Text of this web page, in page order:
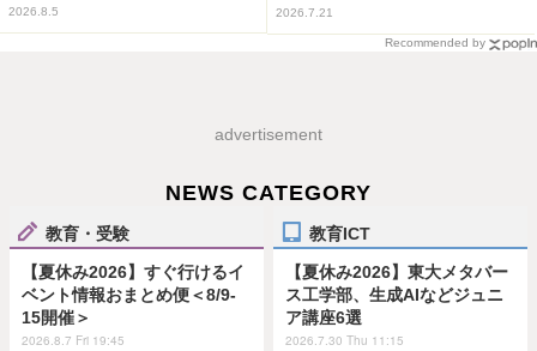
2026.8.5 2026.7.21
Recommended by
advertisement
NEWS CATEGORY
教育・受験
【夏休み2026】すぐ行けるイ
ベント情報おまとめ便＜8/9-
15開催＞
2026.8.7 Fri 19:45
教育ICT
【夏休み2026】東大メタバー
ス工学部、生成AIなどジュニ
ア講座6選
2026.7.30 Thu 11:15